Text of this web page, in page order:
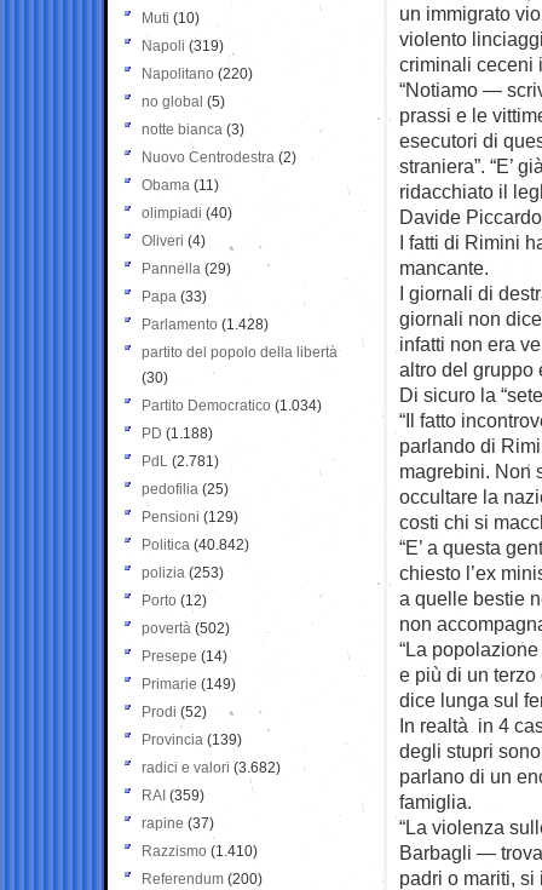
un immigrato
violento
criminali ceceni
“Notiamo —
prassi e le
esecutori di
straniera”. “E’
ridacchiato il
Davide
I fatti di Rimini
mancante.
I giornali di
giornali non
infatti non era
altro del gruppo
Di sicuro la
“Il fatto
parlando di
magrebini. Non
occultare la
costi chi si
“E’ a questa
chiesto l’ex
a quelle bestie
non
“La
e più di un
dice lunga sul
In realtà in 4
degli stupri
parlano di un
famiglia.
“La violenza
Barbagli —
padri o mariti, si
Muti (10)
Napoli (319)
Napolitano (220)
no global (5)
notte bianca (3)
Nuovo Centrodestra (2)
Obama (11)
olimpiadi (40)
Oliveri (4)
Pannella (29)
Papa (33)
Parlamento (1.428)
partito del popolo della libertà
(30)
Partito Democratico (1.034)
PD (1.188)
PdL (2.781)
pedofilia (25)
Pensioni (129)
Politica (40.842)
polizia (253)
Porto (12)
povertà (502)
Presepe (14)
Primarie (149)
Prodi (52)
Provincia (139)
radici e valori (3.682)
RAI (359)
rapine (37)
Razzismo (1.410)
Referendum (200)